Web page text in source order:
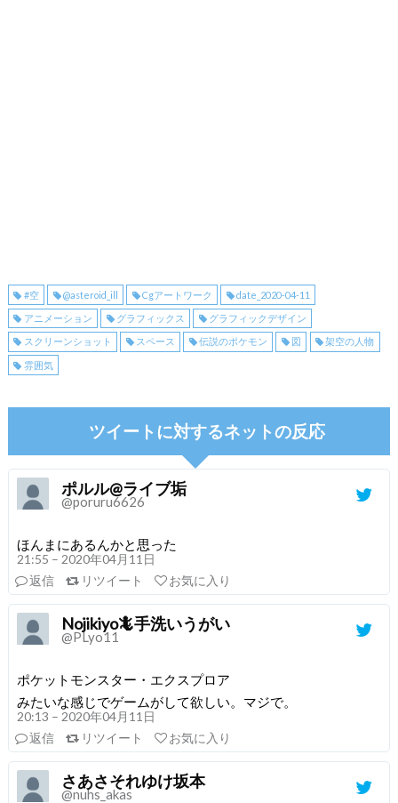
#空 @asteroid_ill Cgアートワーク date_2020-04-11
アニメーション グラフィックス グラフィックデザイン
スクリーンショット スペース 伝説のポケモン 図 架空の人物
雰囲気
ツイートに対するネットの反応
ポルル@ライブ垢
@poruru6626
ほんまにあるんかと思った
21:55 – 2020年04月11日
返信
リツイート お気に入り
Nojikiyo🦎手洗いうがい
@PLyo11
ポケットモンスター・エクスプロア
みたいな感じでゲームがして欲しい。マジで。
20:13 – 2020年04月11日
返信
リツイート お気に入り
さあさそれゆけ坂本
@nuhs_akas